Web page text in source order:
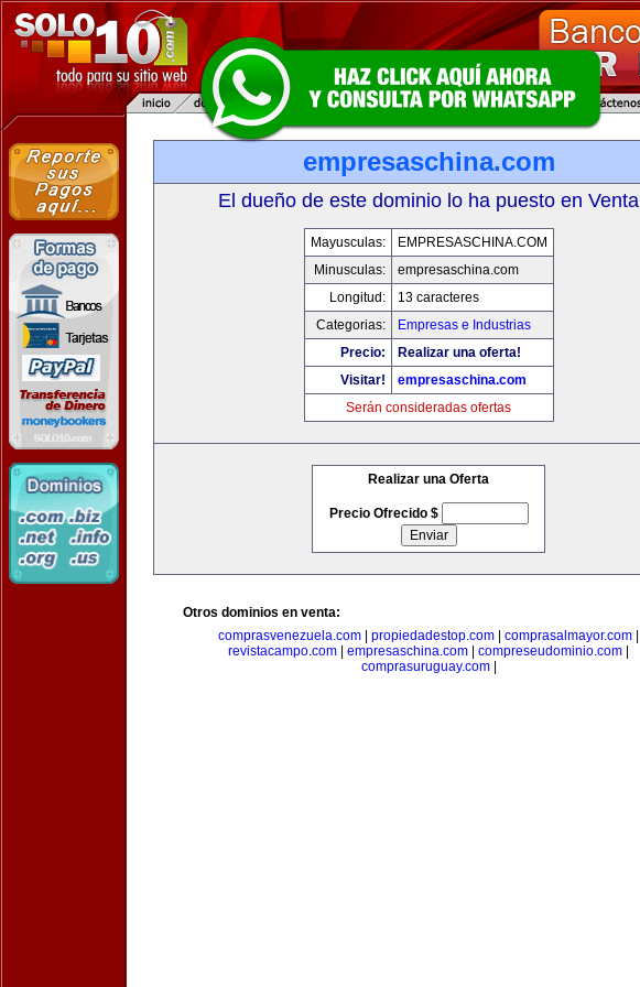
empresaschina.com
El dueño de este dominio lo ha puesto en Venta
Mayusculas:
EMPRESASCHINA.COM
Minusculas:
empresaschina.com
Longitud:
13 caracteres
Categorias:
Empresas e Industrias
Precio:
Realizar una oferta!
Visitar!
empresaschina.com
Serán consideradas ofertas
Realizar una Oferta
Precio Ofrecido $
Otros dominios en venta:
comprasvenezuela.com
propiedadestop.com comprasalmayor.com
revistacampo.com
empresaschina.com compreseudominio.com
comprasuruguay.com|